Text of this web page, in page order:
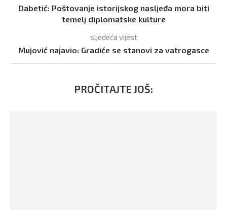
Dabetić: Poštovanje istorijskog nasljeđa mora biti
temelj diplomatske kulture
sljedeća vijest
Mujović najavio: Gradiće se stanovi za vatrogasce
PROČITAJTE JOŠ: